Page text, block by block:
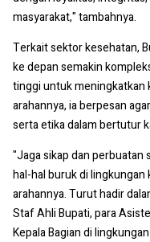
masyarakat," tambahnya.
Terkait sektor kesehatan,
ke depan semakin
tinggi untuk meningkatkan
arahannya, ia berpesan
serta etika dalam bertutur
"Jaga sikap dan perbuatan
hal-hal buruk di
arahannya. Turut hadir
Staf Ahli Bupati, para
Kepala Bagian di